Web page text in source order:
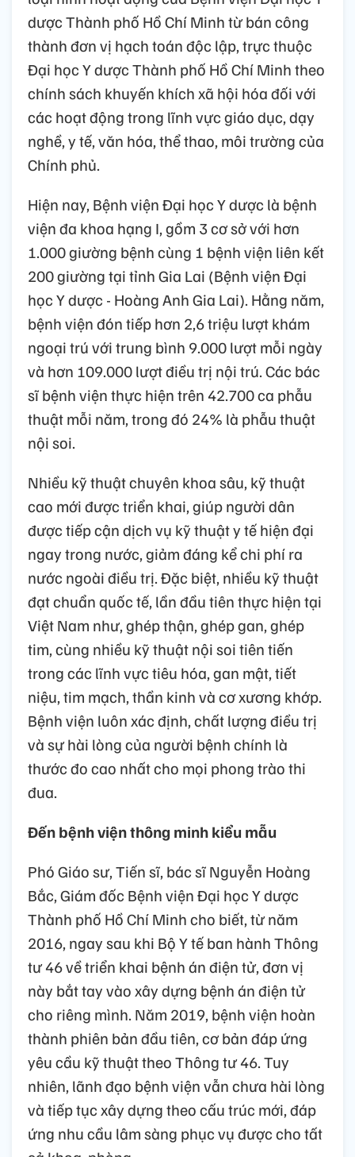
dược Thành phố Hồ Chí Minh từ bán công
thành đơn vị hạch toán độc lập, trực thuộc
Đại học Y dược Thành phố Hồ Chí Minh theo
chính sách khuyến khích xã hội hóa đối với
các hoạt động trong lĩnh vực giáo dục, dạy
nghề, y tế, văn hóa, thể thao, môi trường của
Chính phủ.
Hiện nay, Bệnh viện Đại học Y dược là bệnh
viện đa khoa hạng I, gồm 3 cơ sở với hơn
1.000 giường bệnh cùng 1 bệnh viện liên kết
200 giường tại tỉnh Gia Lai (Bệnh viện Đại
học Y dược - Hoàng Anh Gia Lai). Hằng năm,
bệnh viện đón tiếp hơn 2,6 triệu lượt khám
ngoại trú với trung bình 9.000 lượt mỗi ngày
và hơn 109.000 lượt điều trị nội trú. Các bác
sĩ bệnh viện thực hiện trên 42.700 ca phẫu
thuật mỗi năm, trong đó 24% là phẫu thuật
nội soi.
Nhiều kỹ thuật chuyên khoa sâu, kỹ thuật
cao mới được triển khai, giúp người dân
được tiếp cận dịch vụ kỹ thuật y tế hiện đại
ngay trong nước, giảm đáng kể chi phí ra
nước ngoài điều trị. Đặc biệt, nhiều kỹ thuật
đạt chuẩn quốc tế, lần đầu tiên thực hiện tại
Việt Nam như, ghép thận, ghép gan, ghép
tim, cùng nhiều kỹ thuật nội soi tiên tiến
trong các lĩnh vực tiêu hóa, gan mật, tiết
niệu, tim mạch, thần kinh và cơ xương khớp.
Bệnh viện luôn xác định, chất lượng điều trị
và sự hài lòng của người bệnh chính là
thước đo cao nhất cho mọi phong trào thi
đua.
Đến bệnh viện thông minh kiểu mẫu
Phó Giáo sư, Tiến sĩ, bác sĩ Nguyễn Hoàng
Bắc, Giám đốc Bệnh viện Đại học Y dược
Thành phố Hồ Chí Minh cho biết, từ năm
2016, ngay sau khi Bộ Y tế ban hành Thông
tư 46 về triển khai bệnh án điện tử, đơn vị
này bắt tay vào xây dựng bệnh án điện tử
cho riêng mình. Năm 2019, bệnh viện hoàn
thành phiên bản đầu tiên, cơ bản đáp ứng
yêu cầu kỹ thuật theo Thông tư 46. Tuy
nhiên, lãnh đạo bệnh viện vẫn chưa hài lòng
và tiếp tục xây dựng theo cấu trúc mới, đáp
ứng nhu cầu lâm sàng phục vụ được cho tất